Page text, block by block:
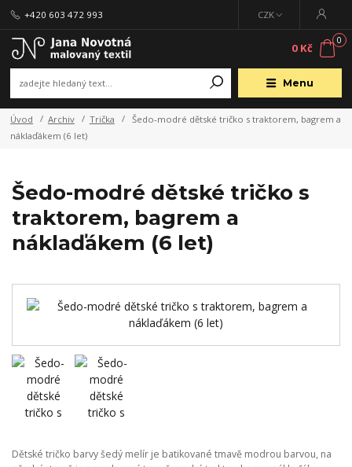
Menu
CZK
+420 603 472 993
0
0 Kč
Úvod Archiv Trička
Šedo-modré dětské tričko s traktorem, bagrem a
náklaďákem (6 let)
Šedo-modré dětské tričko s
traktorem, bagrem a
náklaďákem (6 let)
Dětské tričko barvy šedý melír je batikované tmavě modrou barvou, na